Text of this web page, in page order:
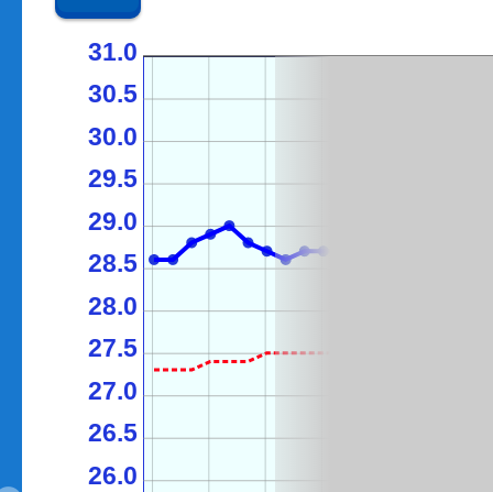
26.0
26.5
27.0
27.5
28.0
28.5
29.0
29.5
30.0
30.5
31.0